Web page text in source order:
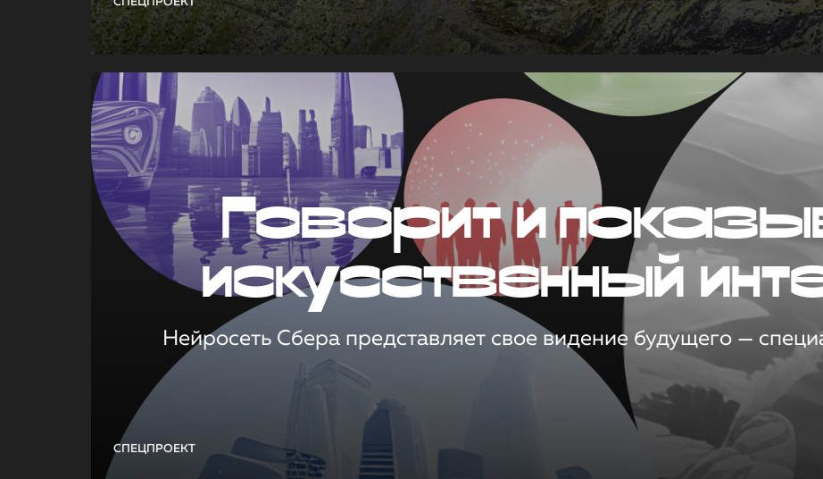
СПЕЦПРОЕКТ
Говорит и
искусственный
Нейросеть Сбера представляет свое видение будущего —